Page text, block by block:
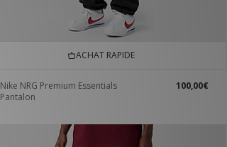
ACHAT RAPIDE
Nike NRG Premium Essentials
Pantalon
100,00€